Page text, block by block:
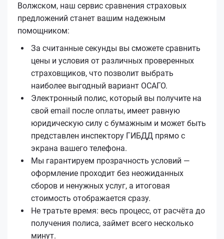
Волжском, наш сервис сравнения страховых
предложений станет вашим надежным
помощником:
За считанные секунды вы сможете сравнить
цены и условия от различных проверенных
страховщиков, что позволит выбрать
наиболее выгодный вариант ОСАГО.
Электронный полис, который вы получите на
свой email после оплаты, имеет равную
юридическую силу с бумажным и может быть
представлен инспектору ГИБДД прямо с
экрана вашего телефона.
Мы гарантируем прозрачность условий —
оформление проходит без неожиданных
сборов и ненужных услуг, а итоговая
стоимость отображается сразу.
Не тратьте время: весь процесс, от расчёта до
получения полиса, займет всего несколько
минут.